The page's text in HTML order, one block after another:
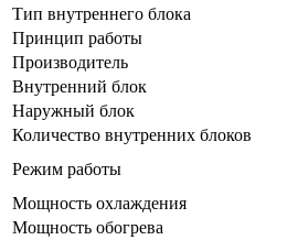
Тип внутреннего блока
Принцип работы
Производитель
Внутренний блок
Наружный блок
Количество внутренних блоков
Режим работы
Мощность охлаждения
Мощность обогрева